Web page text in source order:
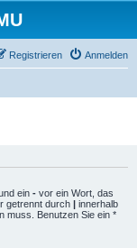
Anmelden
Registrieren
ein - vor ein Wort, das
getrennt durch | innerhalb
muss. Benutzen Sie ein *